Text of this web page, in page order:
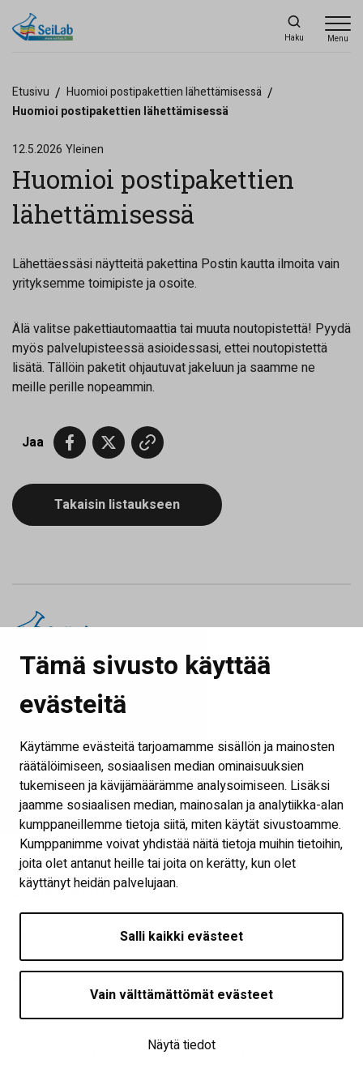
Tämä sivusto käyttää
evästeitä
Käytämme evästeitä tarjoamamme sisällön ja mainosten
räätälöimiseen, sosiaalisen median ominaisuuksien
tukemiseen ja kävijämäärämme analysoimiseen. Lisäksi
jaamme sosiaalisen median, mainosalan ja analytiikka-alan
kumppaneillemme tietoja siitä, miten käytät sivustoamme.
Kumppanimme voivat yhdistää näitä tietoja muihin tietoihin,
joita olet antanut heille tai joita on kerätty, kun olet
käyttänyt heidän palvelujaan.
Salli kaikki evästeet
Vain välttämättömät evästeet
Näytä tiedot
Haku Menu
Etusivu / Huomioi postipakettien lähettämisessä /
Huomioi postipakettien lähettämisessä
12.5.2026 Yleinen
Huomioi postipakettien
lähettämisessä
Lähettäessäsi näytteitä pakettina Postin kautta ilmoita vain
yrityksemme toimipiste ja osoite.
Älä valitse pakettiautomaattia tai muuta noutopistettä! Pyydä
myös palvelupisteessä asioidessasi, ettei noutopistettä
lisätä. Tällöin paketit ohjautuvat jakeluun ja saamme ne
meille perille nopeammin.
Jaa
Takaisin listaukseen
© SeiLab Oy
etunimi.sukunimi@seinajoki.fi
Linkkejä
Näytä omat evästeasetukseni
Seuraa meitä
Saavutettavuusseloste | © Seilab 2026